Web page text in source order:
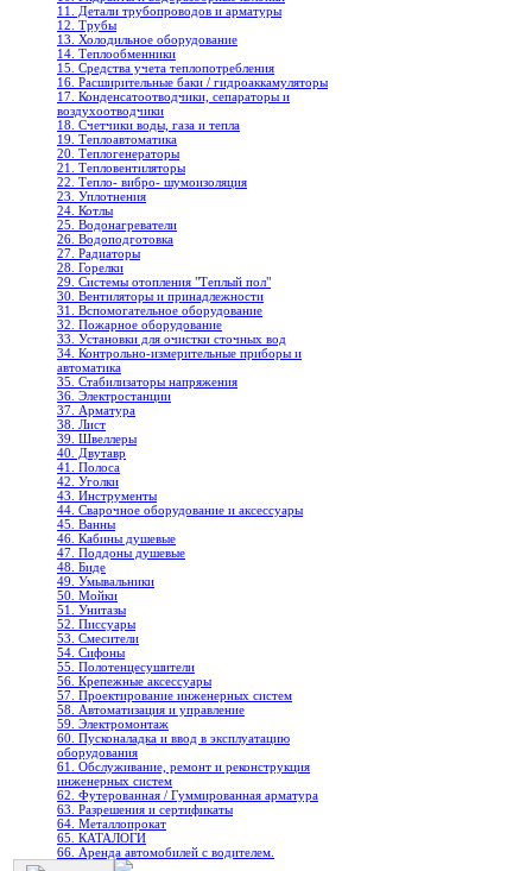
11. Детали трубопроводов и арматуры
12. Трубы
13. Холодильное oборудование
14. Теплообменники
15. Средства учета теплопотребления
16. Расширительные баки / гидроаккамуляторы
17. Конденсатоотводчики, сепараторы и
воздухоотводчики
18. Счетчики воды, газа и тепла
19. Теплоавтоматика
20. Теплогенераторы
21. Тепловентиляторы
22. Тепло- вибро- шумоизоляция
23. Уплотнения
24. Котлы
25. Водонагреватели
26. Водоподготовка
27. Радиаторы
28. Горелки
29. Системы отопления "Теплый пол"
30. Вентиляторы и принадлежности
31. Вспомогательное оборудование
32. Пожарное оборудование
33. Установки для очистки сточных вод
34. Контрольно-измерительные приборы и
автоматика
35. Стабилизаторы напряжения
36. Электростанции
37. Арматура
38. Лист
39. Швеллеры
40. Двутавр
41. Полоса
42. Уголки
43. Инструменты
44. Сварочное оборудование и аксессуары
45. Ванны
46. Кабины душевые
47. Поддоны душевые
48. Биде
49. Умывальники
50. Мойки
51. Унитазы
52. Писсуары
53. Смесители
54. Сифоны
55. Полотенцесушители
56. Крепежные аксессуары
57. Проектирование инженерных систем
58. Автоматизация и управление
59. Электромонтаж
60. Пусконаладка и ввод в эксплуатацию
оборудования
61. Обслуживание, ремонт и реконструкция
инженерных систем
62. Футерованная / Гуммированная арматура
63. Разрешения и сертификаты
64. Металлопрокат
65. КАТАЛОГИ
66. Аренда автомобилей с водителем.